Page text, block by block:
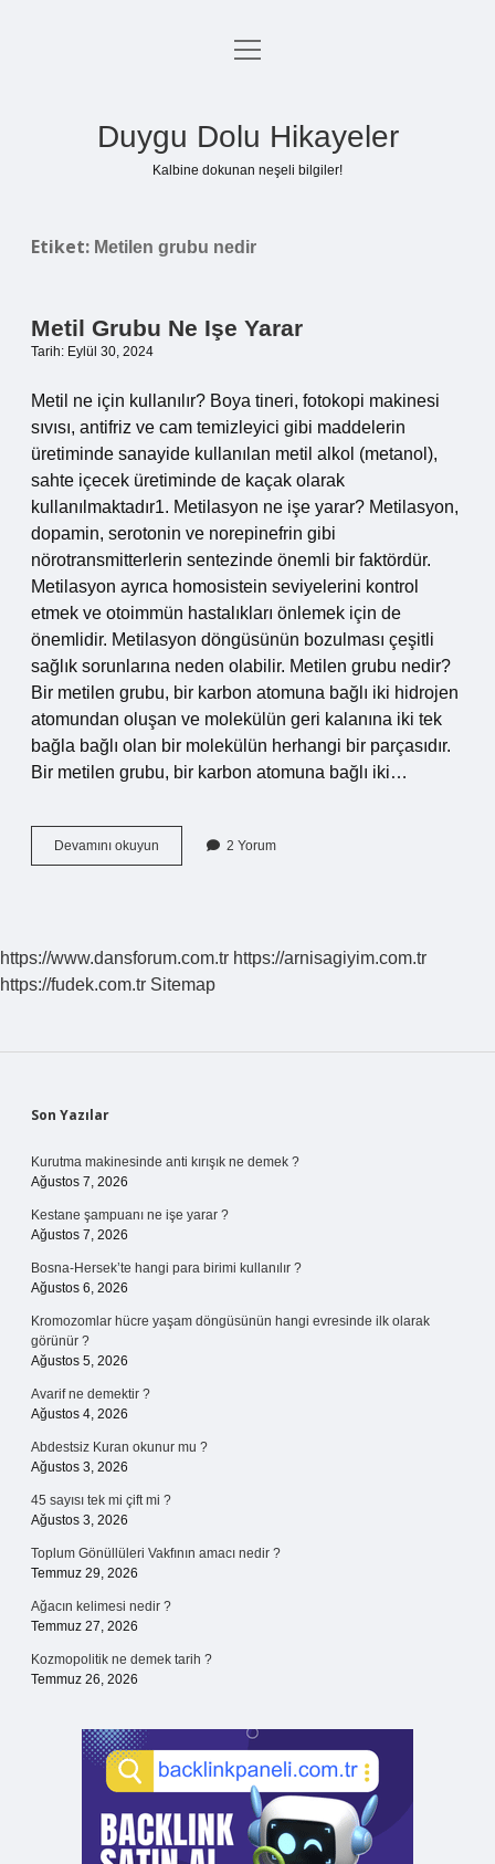
Anasayfa
menüyü
Duygu Dolu Hikayeler
Kalbine dokunan neşeli bilgiler!
Etiket: Metilen grubu nedir
Metil Grubu Ne Işe Yarar
Tarih: Eylül 30, 2024
Metil ne için kullanılır? Boya tineri, fotokopi makinesi
sıvısı, antifriz ve cam temizleyici gibi maddelerin
üretiminde sanayide kullanılan metil alkol (metanol),
sahte içecek üretiminde de kaçak olarak
kullanılmaktadır1. Metilasyon ne işe yarar? Metilasyon,
dopamin, serotonin ve norepinefrin gibi
nörotransmitterlerin sentezinde önemli bir faktördür.
Metilasyon ayrıca homosistein seviyelerini kontrol
etmek ve otoimmün hastalıkları önlemek için de
önemlidir. Metilasyon döngüsünün bozulması çeşitli
sağlık sorunlarına neden olabilir. Metilen grubu nedir?
Bir metilen grubu, bir karbon atomuna bağlı iki hidrojen
atomundan oluşan ve molekülün geri kalanına iki tek
bağla bağlı olan bir molekülün herhangi bir parçasıdır.
Bir metilen grubu, bir karbon atomuna bağlı iki…
Devamını okuyun
Grubu
2 Yorum
https://www.dansforum.com.tr https://arnisagiyim.com.tr
https://fudek.com.tr Sitemap
Sidebar
Son Yazılar
Kurutma makinesinde anti kırışık ne demek ?
Ağustos 7, 2026
Kestane şampuanı ne işe yarar ?
Ağustos 7, 2026
Bosna-Hersek’te hangi para birimi kullanılır ?
Ağustos 6, 2026
Kromozomlar hücre yaşam döngüsünün hangi evresinde ilk olarak
görünür ?
Ağustos 5, 2026
Avarif ne demektir ?
Ağustos 4, 2026
Abdestsiz Kuran okunur mu ?
Ağustos 3, 2026
45 sayısı tek mi çift mi ?
Ağustos 3, 2026
Toplum Gönüllüleri Vakfının amacı nedir ?
Temmuz 29, 2026
Ağacın kelimesi nedir ?
Temmuz 27, 2026
Kozmopolitik ne demek tarih ?
Temmuz 26, 2026